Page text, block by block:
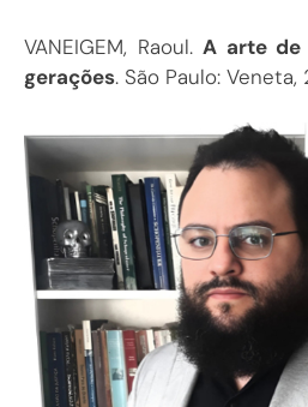
VANEIGEM, Raoul. A arte de
gerações. São Paulo: Veneta,